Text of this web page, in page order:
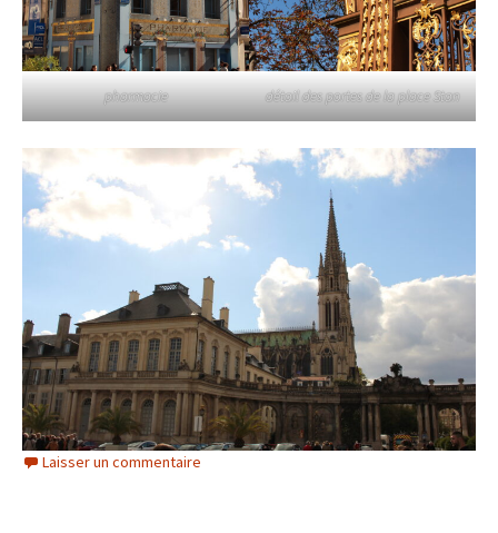
pharmacie détail des portes de la place Stan
Laisser un commentaire